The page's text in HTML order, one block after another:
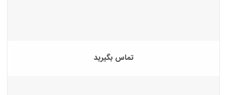
تماس بگیرید